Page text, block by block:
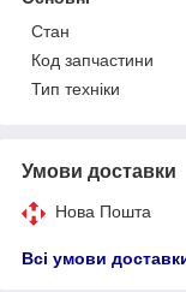
Стан
Код запчастини
Тип техніки
Умови доставки
Нова Пошта
Всі умови